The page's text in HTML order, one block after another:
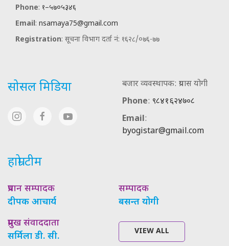
Phone: १–५७०५३४६
Email: nsamaya75@gmail.com
Registration: सूचना विभाग दर्ता नं: १६२८/०७६-७७
सोसल मिडिया
बजार व्यवस्थापक: प्रयास योगी
Phone: ९८४१६२४७०८
Email:
byogistar@gmail.com
हाम्रो टीम
प्रधान सम्पादक
दीपक आचार्य
सम्पादक
बसन्त योगी
प्रमुख संवाददाता
सर्मिला डी. सी.
VIEW ALL